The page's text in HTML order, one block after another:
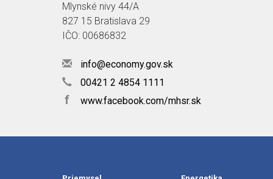
Mlynské nivy 44/A
827 15 Bratislava 29
IČO: 00686832
info@economy.gov.sk
00421 2 4854 1111
f www.facebook.com/mhsr.sk